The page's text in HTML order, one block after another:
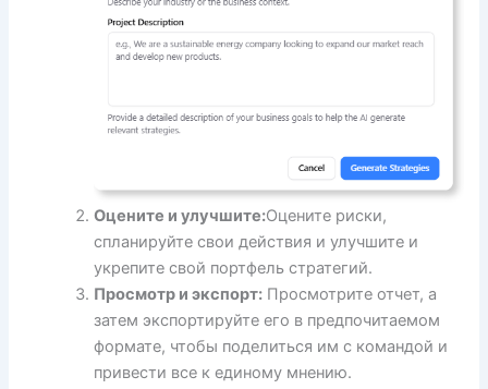
Оцените и улучшите:Оцените риски,
спланируйте свои действия и улучшите и
укрепите свой портфель стратегий.
Просмотр и экспорт: Просмотрите отчет, а
затем экспортируйте его в предпочитаемом
формате, чтобы поделиться им с командой и
привести все к единому мнению.